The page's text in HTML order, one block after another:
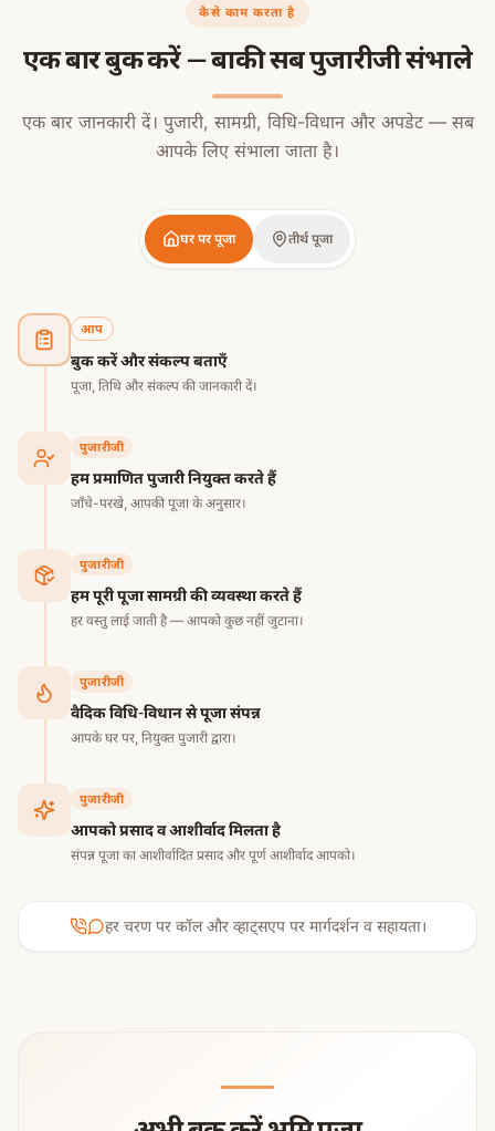
कैसे काम करता है
एक बार बुक करें — बाकी सब पुजारीजी संभाले
एक बार जानकारी दें। पुजारी, सामग्री, विधि-विधान और अपडेट — सब
आपके लिए संभाला जाता है।
घर पर पूजा तीर्थ पूजा
आप
बुक करें और संकल्प बताएँ
पूजा, तिथि और संकल्प की जानकारी दें।
पुजारीजी
हम प्रमाणित पुजारी नियुक्त करते हैं
जाँचे-परखे, आपकी पूजा के अनुसार।
पुजारीजी
हम पूरी पूजा सामग्री की व्यवस्था करते हैं
हर वस्तु लाई जाती है — आपको कुछ नहीं जुटाना।
पुजारीजी
वैदिक विधि-विधान से पूजा संपन्न
आपके घर पर, नियुक्त पुजारी द्वारा।
पुजारीजी
आपको प्रसाद व आशीर्वाद मिलता है
संपन्न पूजा का आशीर्वादित प्रसाद और पूर्ण आशीर्वाद आपको।
हर चरण पर कॉल और व्हाट्सएप पर मार्गदर्शन व सहायता।